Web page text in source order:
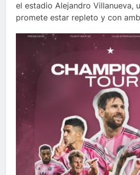
el estadio Alejandro Villanueva,
promete estar repleto y con